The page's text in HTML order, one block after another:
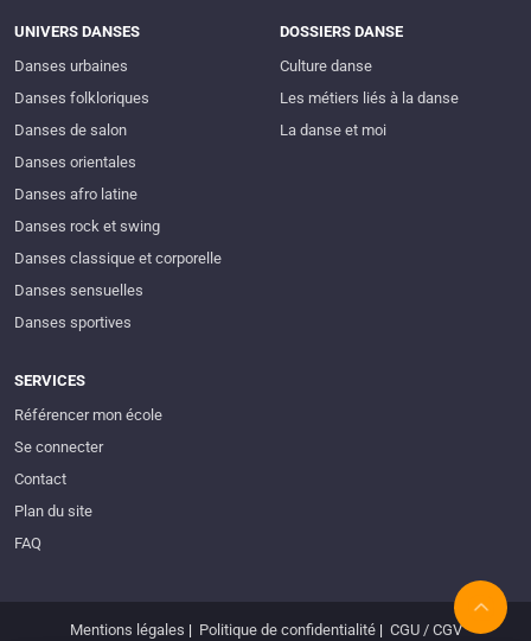
UNIVERS DANSES
Danses urbaines
Danses folkloriques
Danses de salon
Danses orientales
Danses afro latine
Danses rock et swing
Danses classique et corporelle
Danses sensuelles
Danses sportives
DOSSIERS DANSE
Culture danse
Les métiers liés à la danse
La danse et moi
SERVICES
Référencer mon école
Se connecter
Contact
Plan du site
FAQ
Mentions légales | Politique de confidentialité| CGU / CGV